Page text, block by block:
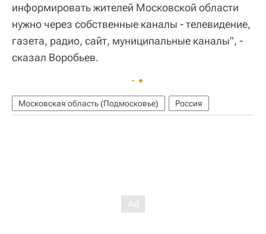
информировать жителей Московской области
нужно через собственные каналы - телевидение,
газета, радио, сайт, муниципальные каналы", -
сказал Воробьев.
Московская область (Подмосковье) Россия